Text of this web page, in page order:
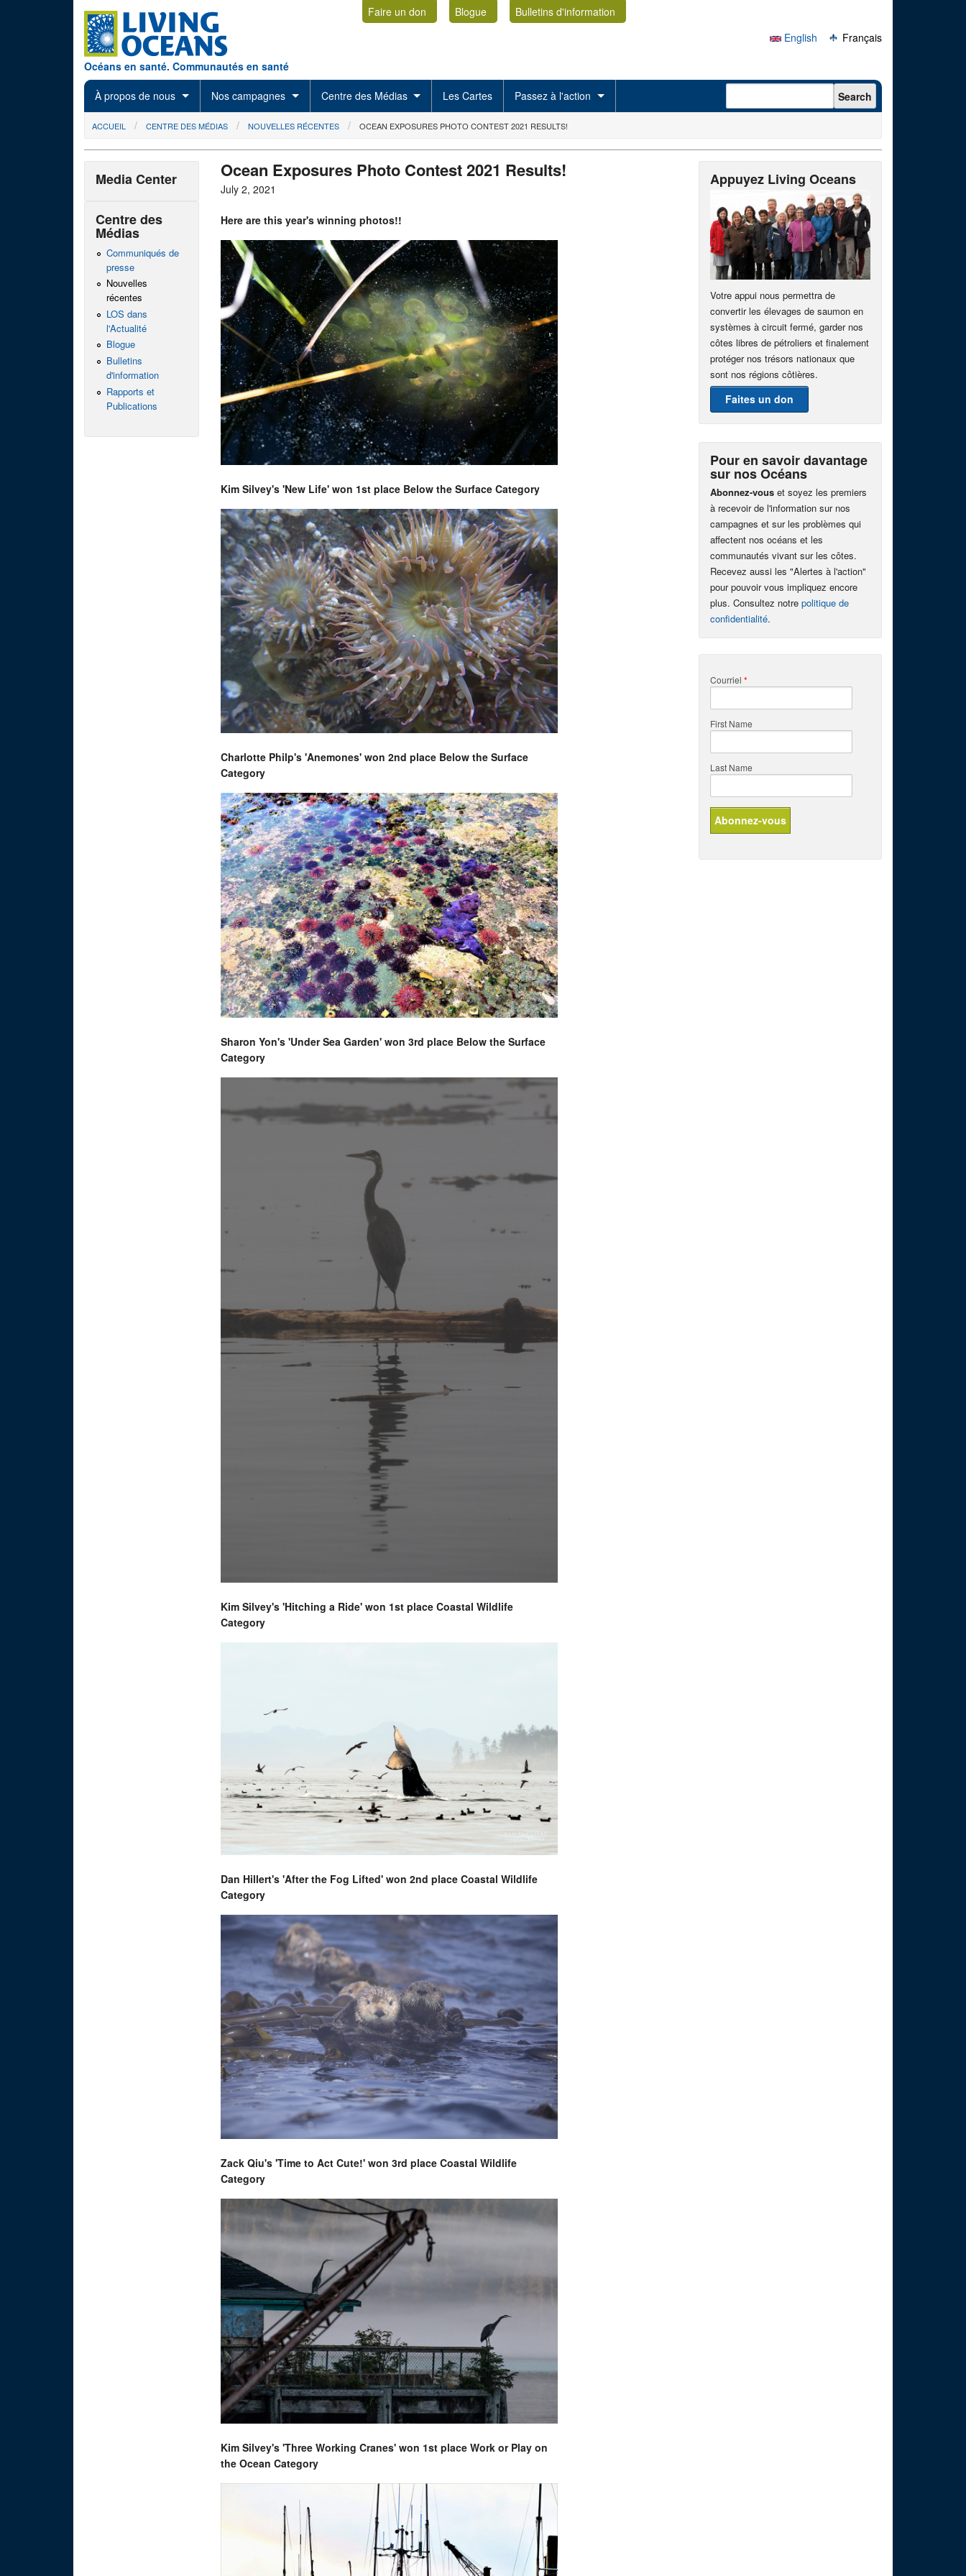
Océans en santé. Communautés en santé
Faire un don Blogue
Bulletins d'information
English
Français
À propos de nous Nos campagnes Centre des Médias Les Cartes Passez à l'action Search form Search
You are here
ACCUEIL CENTRE DES MÉDIAS NOUVELLES RÉCENTES OCEAN EXPOSURES PHOTO CONTEST 2021 RESULTS!
Ocean Exposures Photo Contest 2021 Results!
July 2, 2021
Here are this year's winning photos!!
Kim Silvey's 'New Life' won 1st place Below the Surface Category
Charlotte Philp's 'Anemones' won 2nd place Below the Surface
Category
Sharon Yon's 'Under Sea Garden' won 3rd place Below the Surface
Category
Kim Silvey's 'Hitching a Ride' won 1st place Coastal Wildlife
Category
Dan Hillert's 'After the Fog Lifted' won 2nd place Coastal Wildlife
Category
Zack Qiu's 'Time to Act Cute!' won 3rd place Coastal Wildlife
Category
Kim Silvey's 'Three Working Cranes' won 1st place Work or Play on
the Ocean Category
Media Center
Centre des
Médias
Communiqués de
presse
Nouvelles
récentes
LOS dans
l'Actualité
Blogue
Bulletins
d'information
Rapports et
Publications
Appuyez Living Oceans
Votre appui nous permettra de
convertir les élevages de saumon en
systèmes à circuit fermé, garder nos
côtes libres de pétroliers et finalement
protéger nos trésors nationaux que
sont nos régions côtières.
Faites un don
Pour en savoir davantage
sur nos Océans
Abonnez-vous et soyez les premiers
à recevoir de l'information sur nos
campagnes et sur les problèmes qui
affectent nos océans et les
communautés vivant sur les côtes.
Recevez aussi les "Alertes à l'action"
pour pouvoir vous impliquez encore
plus. Consultez notre politique de
confidentialité.
Courriel *
First Name
Last Name